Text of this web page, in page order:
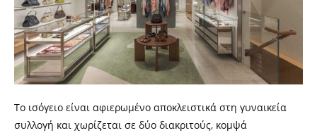
Το ισόγειο είναι αφιερωμένο αποκλειστικά στη γυναικεία
συλλογή και χωρίζεται σε δύο διακριτούς, κομψά